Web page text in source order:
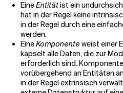
EineEntitätist ein
hat in der Regel keine
in der Regel durch eine
werden.
EineKomponenteweist einer
kapselt alle Daten, die zur
erforderlich sind.
vorübergehend an Entitäten
in der Regel extrinsisch